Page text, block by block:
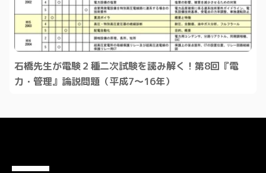
石橋先生が電験２種二次試験を読み解く！第8回『電
力・管理』論説問題（平成7～16年）